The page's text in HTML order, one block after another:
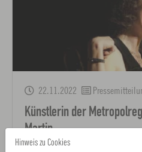
22.11.2022
Künstlerin der
Martin
Hinweis zu Cookies